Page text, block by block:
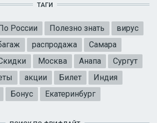
ТАГИ
России Полезно знать
вирус
распродажа
Самара
Москва Анапа
Сургут
акции Билет
Индия
Бонус Екатеринбург